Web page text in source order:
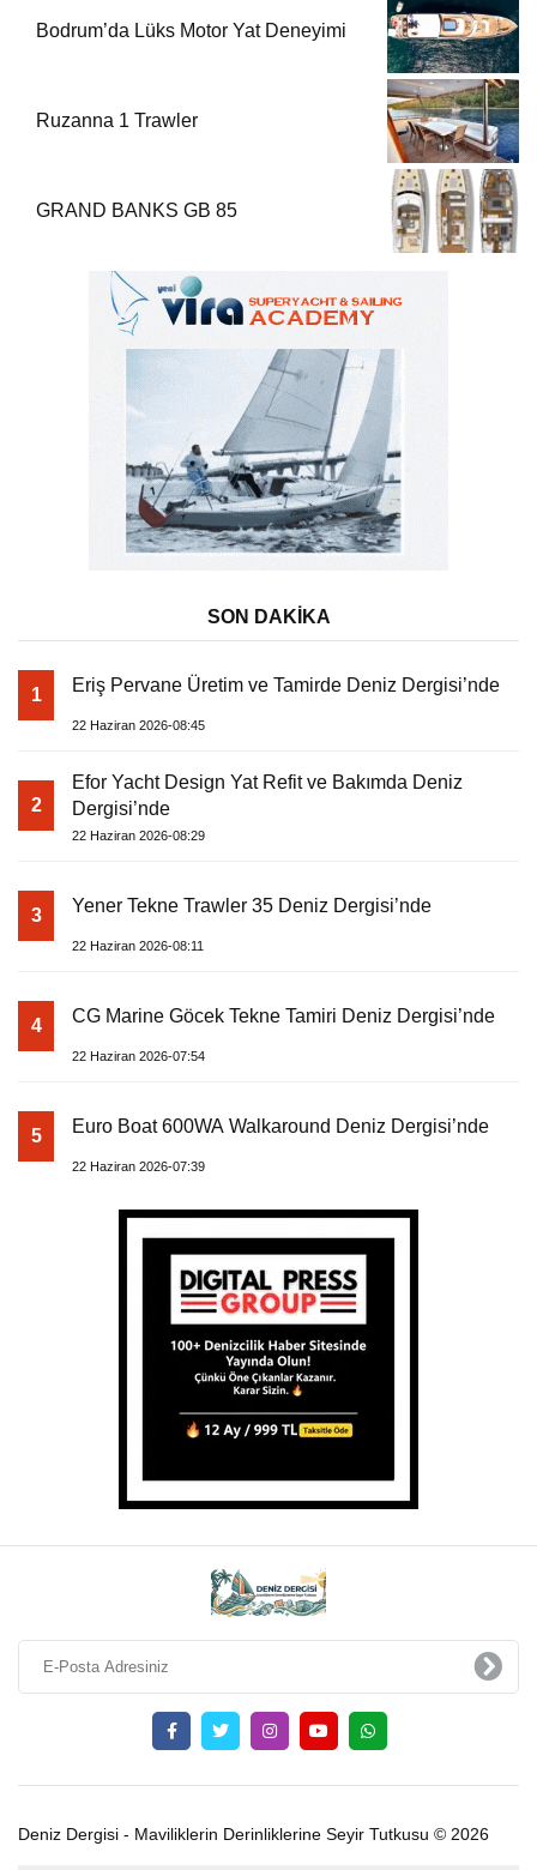
Bodrum’da Lüks Motor Yat Deneyimi
Ruzanna 1 Trawler
GRAND BANKS GB 85
SON DAKİKA
1 Eriş Pervane Üretim ve Tamirde Deniz Dergisi’nde
22 Haziran 2026-08:45
2
Efor Yacht Design Yat Refit ve Bakımda Deniz
Dergisi’nde
22 Haziran 2026-08:29
3 Yener Tekne Trawler 35 Deniz Dergisi’nde
22 Haziran 2026-08:11
4 CG Marine Göcek Tekne Tamiri Deniz Dergisi’nde
22 Haziran 2026-07:54
5 Euro Boat 600WA Walkaround Deniz Dergisi’nde
22 Haziran 2026-07:39
Deniz Dergisi - Maviliklerin Derinliklerine Seyir Tutkusu © 2026